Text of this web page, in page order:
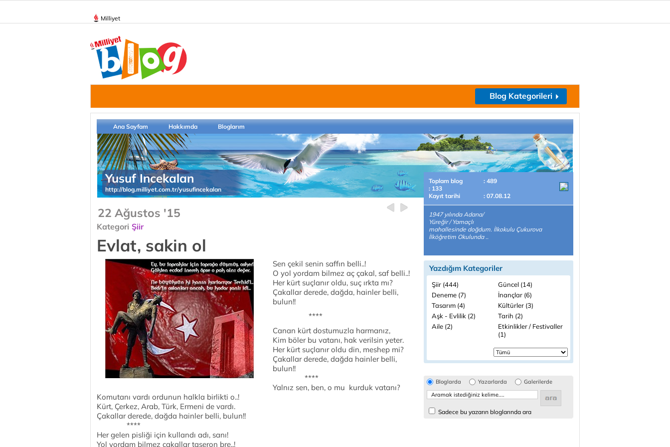
Milliyet
Blog Kategorileri
Ana Sayfam Hakkımda Bloglarım
Yusuf Incekalan
http://blog.milliyet.com.tr/yusufincekalan
22 Ağustos '15
Kategori Şiir
Evlat, sakin ol
Sen çekil senin saffın belli..!
O yol yordam bilmez aç çakal, saf belli..!
Her kürt suçlanır oldu, suç ırkta mı?
Çakallar derede, dağda, hainler belli,
bulun!!
****
Canan kürt dostumuzla harmanız,
Kim böler bu vatanı, hak verilsin yeter.
Her kürt suçlanır oldu din, meshep mi?
Çakallar derede, dağda hainler belli,
bulun!!
****
Yalnız sen, ben, o mu kurduk vatanı?
Komutanı vardı ordunun halkla birlikti o..!
Kürt, Çerkez, Arab, Türk, Ermeni de vardı.
Çakallar derede, dağda hainler belli, bulun!!
****
Her gelen pisliği için kullandı adı, sanı!
Yol yordam bilmez çakallar taşeron bre..!
Toplam blog
: 489
: 133
Kayıt tarihi
: 07.08.12
1947 yılında Adana/
Yüreğir / Yamaçlı
mahallesinde doğdum. İlkokulu Çukurova
İlköğretim Okulunda ..
Yazdığım Kategoriler
Şiir (444)
Güncel (14)
Deneme (7)
İnançlar (6)
Tasarım (4)
Kültürler (3)
Aşk - Evlilik (2)
Tarih (2)
Aile (2)
Etkinlikler / Festivaller
(1)
Bloglarda Yazarlarda Galerilerde
Sadece bu yazarın bloglarında ara